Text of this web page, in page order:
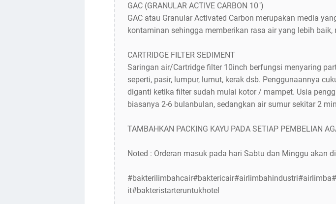
GAC (GRANULAR ACTIVE CARBON 10")
GAC atau Granular Activated Carbon merupakan media
kontaminan sehingga memberikan rasa air yang lebih
CARTRIDGE FILTER SEDIMENT
Saringan air/Cartridge filter 10inch berfungsi menyaring
seperti, pasir, lumpur, lumut, kerak dsb. Penggunaannya
diganti ketika filter sudah mulai kotor / mampet. Usia
biasanya 2-6 bulanbulan, sedangkan air sumur sekitar 2
TAMBAHKAN PACKING KAYU PADA SETIAP PEMBELIAN
Noted : Orderan masuk pada hari Sabtu dan Minggu akan
it#bakteristarteruntukhotel